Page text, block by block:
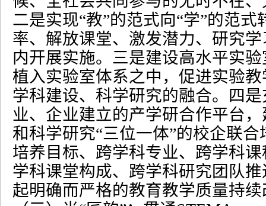
二是实现“教”的范式向“学”的范式
率、解放课堂、激发潜力、研究学
内开展实施。三是建设高水平实
植入实验室体系之中，促进实验
学科建设、科学研究的融合。四
业、企业建立的产学研合作平台
和科学研究“三位一体”的校企联合
培养目标、跨学科专业、跨学科
学科课堂构成、跨学科研究团队
起明确而严格的教育教学质量持